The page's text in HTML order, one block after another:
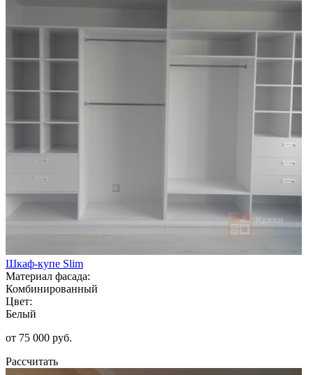
Шкаф-купе Slim
Материал фасада:
Комбинированный
Цвет:
Белый
от 75 000 руб.
Рассчитать